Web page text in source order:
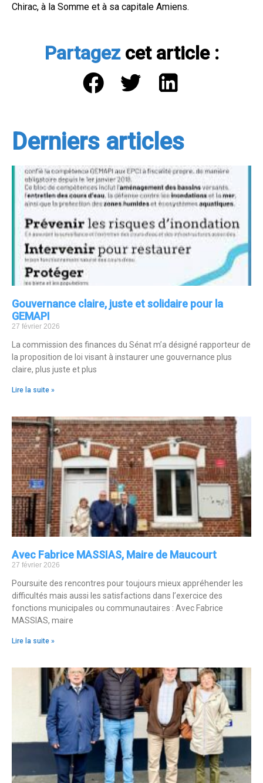
Chirac, à la Somme et à sa capitale Amiens.
Partagezcet article :
Derniers articles
Gouvernance claire, juste et solidaire pour la
GEMAPI
27 février 2026
La commission des finances du Sénat m’a désigné rapporteur de
la proposition de loi visant à instaurer une gouvernance plus
claire, plus juste et plus
Lire la suite »
Avec Fabrice MASSIAS, Maire de Maucourt
27 février 2026
Poursuite des rencontres pour toujours mieux appréhender les
difficultés mais aussi les satisfactions dans l’exercice des
fonctions municipales ou communautaires : Avec Fabrice
MASSIAS, maire
Lire la suite »